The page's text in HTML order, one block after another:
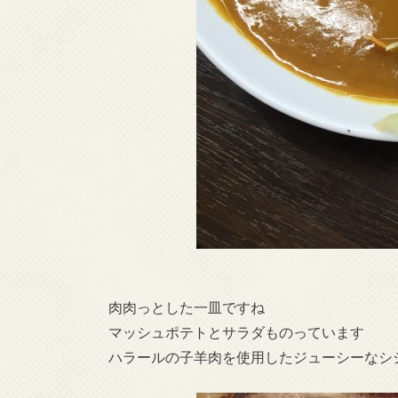
肉肉っとした一皿ですね
マッシュポテトとサラダものっています
ハラールの子羊肉を使用したジューシーなシ